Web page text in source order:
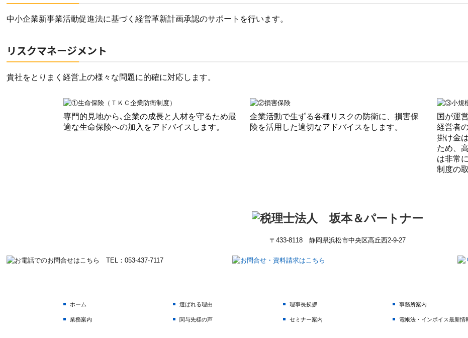
中小企業新事業活動促進法に基づく経営革新計画承認のサポートを行います。
リスクマネージメント
貴社をとりまく経営上の様々な問題に的確に対応します。
専門的見地から､企業の成長と人材を守るため最
適な生命保険への加入をアドバイスします。
企業活動で生ずる各種リスクの防衛に、損害保
険を活用した適切なアドバイスをします。
国が運
経営者
掛け金
ため、
は非常
制度の
〒433-8118 静岡県浜松市中央区高丘西2-9-27
ホーム 選ばれる理由 理事長挨拶 事務所案内
業務案内 関与先様の声 セミナー案内 電帳法・インボイス最新情